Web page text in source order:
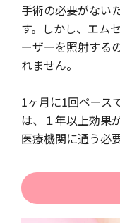
手術の必要がない
す。しかし、エム
ーザーを照射する
れません。
1ヶ月に1回ペース
は、１年以上効果
医療機関に通う必